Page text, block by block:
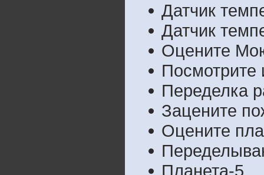
Датчик
Датчик
Оцените
Посмотрите
Переделка
Зацените
Оцените
Планета-5